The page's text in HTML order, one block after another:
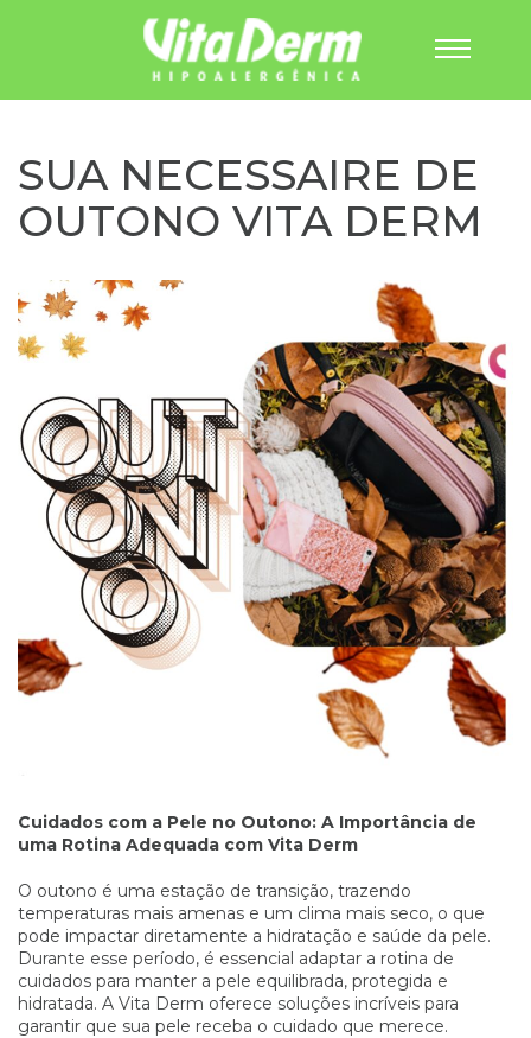
Pular
conteúdo
SUA NECESSAIRE DE
OUTONO VITA DERM
Cuidados com a Pele no Outono: A Importância de
uma Rotina Adequada com Vita Derm
O outono é uma estação de transição, trazendo
temperaturas mais amenas e um clima mais seco, o que
pode impactar diretamente a hidratação e saúde da pele.
Durante esse período, é essencial adaptar a rotina de
cuidados para manter a pele equilibrada, protegida e
hidratada. A Vita Derm oferece soluções incríveis para
garantir que sua pele receba o cuidado que merece.